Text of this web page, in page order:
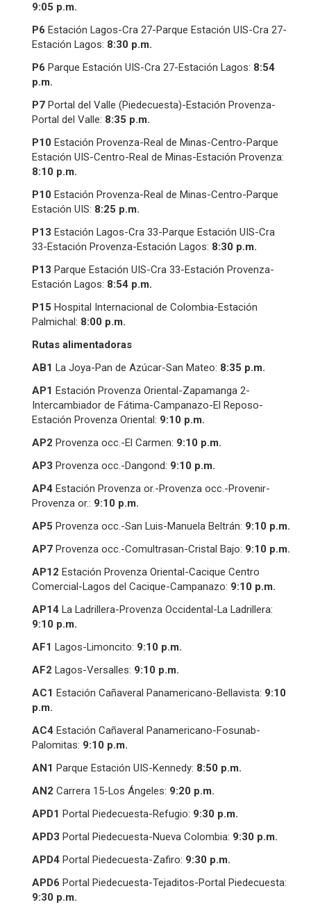
9:05 p.m.
P6 Estación Lagos-Cra 27-Parque Estación UIS-Cra 27-
Estación Lagos: 8:30 p.m.
P6 Parque Estación UIS-Cra 27-Estación Lagos: 8:54
p.m.
P7 Portal del Valle (Piedecuesta)-Estación Provenza-
Portal del Valle: 8:35 p.m.
P10 Estación Provenza-Real de Minas-Centro-Parque
Estación UIS-Centro-Real de Minas-Estación Provenza:
8:1 0 p.m.
P10 Estación Provenza-Real de Minas-Centro-Parque
Estación UIS: 8:25 p.m.
P13 Estación Lagos-Cra 33-Parque Estación UIS-Cra
33-Estación Provenza-Estación Lagos: 8:30 p.m.
P13 Parque Estación UIS-Cra 33-Estación Provenza-
Estación Lagos: 8:54 p.m.
P15 Hospital Internacional de Colombia-Estación
Palmichal: 8:00 p.m.
Rutas alimentadoras
AB1 La Joya-Pan de Azúcar-San Mateo: 8:35 p.m.
AP1 Estación Provenza Oriental-Zapamanga 2-
Intercambiador de Fátima-Campanazo-El Reposo-
Estación Provenza Oriental: 9:10 p.m.
AP2 Provenza occ.-El Carmen: 9:10 p.m.
AP3 Provenza occ.-Dangond: 9:10 p.m.
AP4Estación Provenza or.-Provenza occ.-Provenir-
Provenza or.: 9:1 0 p.m.
AP5 Provenza occ.-San Luis-Manuela Beltrán: 9:10 p.m.
AP7 Provenza occ.-Comultrasan-Cristal Bajo: 9:10 p.m.
AP12 Estación Provenza Oriental-Cacique Centro
Comercial-Lagos del Cacique-Campanazo: 9:10 p.m.
AP14 La Ladrillera-Provenza Occidental-La Ladrillera:
9:10 p.m.
AF1 Lagos-Limoncito: 9:1 0 p.m.
AF2 Lagos-Versalles: 9:1 0 p.m.
AC1 Estación Cañaveral Panamericano-Bellavista: 9:1 0
p.m.
AC4 Estación Cañaveral Panamericano-Fosunab-
Palomitas: 9:1 0 p.m.
AN1 Parque Estación UIS-Kennedy: 8:50 p.m.
AN2 Carrera 15-Los Ángeles: 9:20 p.m.
APD1 Portal Piedecuesta-Refugio: 9:30 p.m.
APD3 Portal Piedecuesta-Nueva Colombia: 9:30 p.m.
APD4 Portal Piedecuesta-Zafiro: 9:30 p.m.
APD6 Portal Piedecuesta-Tejaditos-Portal Piedecuesta:
9:30 p.m.